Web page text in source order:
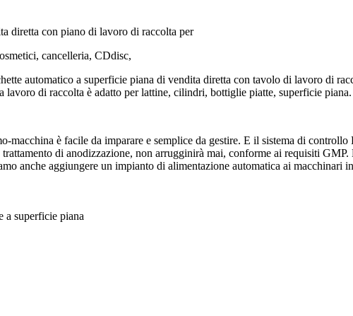
diretta con piano di lavoro di raccolta per
cancelleria, CDdisc,
automatico a superficie piana di vendita diretta con tavolo di lavoro di
di raccolta è adatto per lattine, cilindri, bottiglie piatte, superficie piana.
macchina è facile da imparare e semplice da gestire. E il sistema di
di anodizzazione, non arrugginirà mai, conforme ai requisiti
anche aggiungere un impianto di alimentazione automatica ai macchinari
a superficie piana